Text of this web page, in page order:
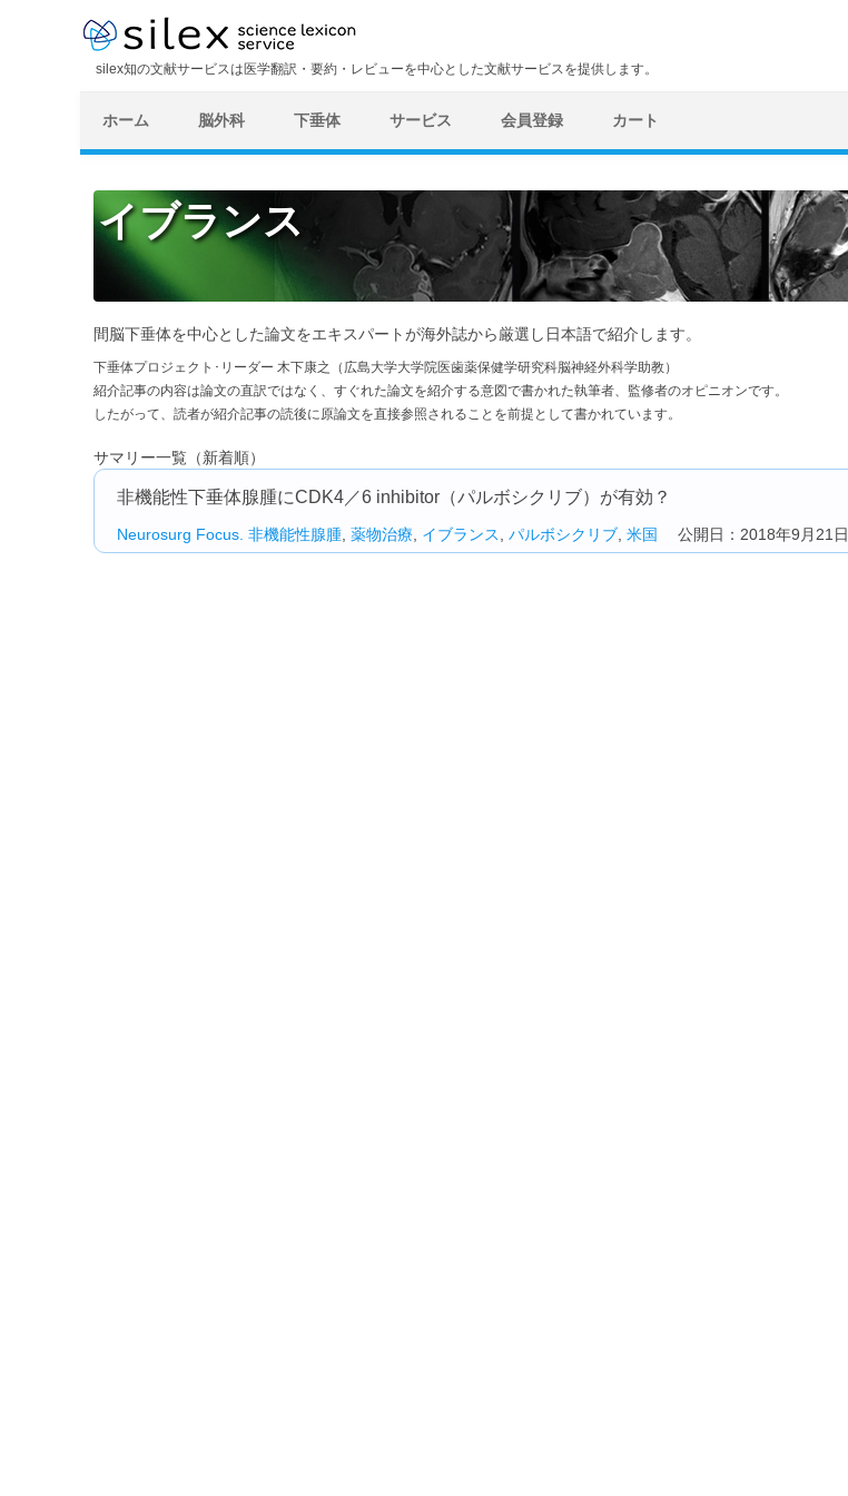
silex知の文献サービスは医学翻訳・要約・レビューを中心とした文献サービスを提供します。
ホーム 脳外科 下垂体 サービス 会員登録 カート
イブランス
間脳下垂体を中心とした論文をエキスパートが海外誌から厳選し日本語で紹介します。
下垂体プロジェクト･リーダー 木下康之（広島大学大学院医歯薬保健学研究科脳神経外科学助教）
紹介記事の内容は論文の直訳ではなく、すぐれた論文を紹介する意図で書かれた執筆者、監修者のオピニオンです。
したがって、読者が紹介記事の読後に原論文を直接参照されることを前提として書かれています。
サマリー一覧（新着順）
非機能性下垂体腺腫にCDK4／6 inhibitor（パルボシクリブ）が有効？
Neurosurg Focus. 非機能性腺腫 薬物治療 イブランス パルボシクリブ 米国 公開日：2018年9月21日